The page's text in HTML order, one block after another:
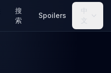
搜
索
Spoilers
中
文